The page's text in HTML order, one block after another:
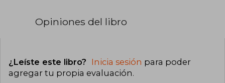
Opiniones del libro
¿Leíste este libro? Inicia sesión para poder
agregar tu propia evaluación.